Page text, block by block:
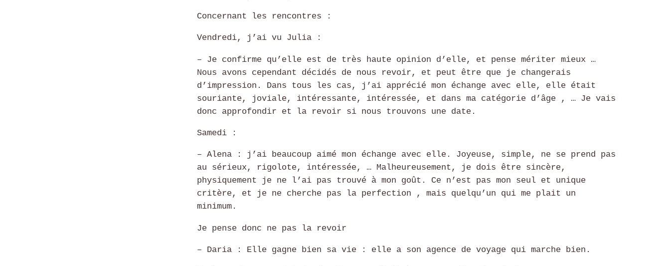
Concernant les rencontres :
Vendredi, j’ai vu Julia :
– Je confirme qu’elle est de très haute opinion d’elle, et pense mériter mieux …
Nous avons cependant décidés de nous revoir, et peut être que je changerais
d’impression. Dans tous les cas, j’ai apprécié mon échange avec elle, elle était
souriante, joviale, intéressante, intéressée, et dans ma catégorie d’âge , … Je vais
donc approfondir et la revoir si nous trouvons une date.
Samedi :
– Alena : j’ai beaucoup aimé mon échange avec elle. Joyeuse, simple, ne se prend pas
au sérieux, rigolote, intéressée, … Malheureusement, je dois être sincère,
physiquement je ne l’ai pas trouvé à mon goût. Ce n’est pas mon seul et unique
critère, et je ne cherche pas la perfection , mais quelqu’un qui me plait un
minimum.
Je pense donc ne pas la revoir
– Daria : Elle gagne bien sa vie : elle a son agence de voyage qui marche bien.